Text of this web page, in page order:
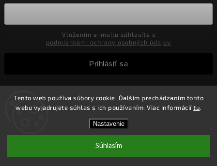
Tento web používa súbory cookie. Ďalším prechádzaním tohto
webu vyjadrujete súhlas s ich používaním. Viac informáciítu.
Nastavenie
Súhlasím
Zľavy pre podnikateľov! Zaregistrujte sa a získajte v
košíku Zľavu 5%! Nie je možné kombinovať s inými
zľavami.
podmienkami ochrany osobných údajov
Prihlásiť sa
Copyright 2026 Velkoobchod-salony.sk. Všetky práva
vyhradené.
Shoptet| Design